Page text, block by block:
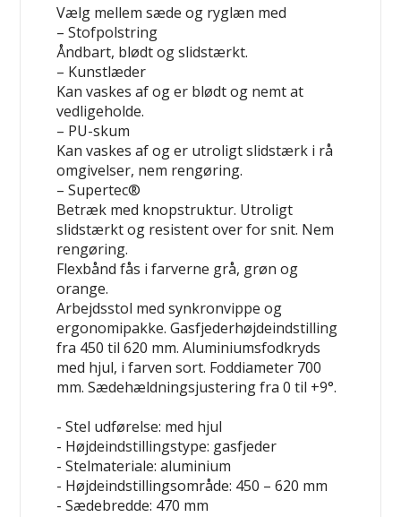
Vælg mellem sæde og ryglæn med
– Stofpolstring
Åndbart, blødt og slidstærkt.
– Kunstlæder
Kan vaskes af og er blødt og nemt at
vedligeholde.
– PU-skum
Kan vaskes af og er utroligt slidstærk i rå
omgivelser, nem rengøring.
– Supertec®
Betræk med knopstruktur. Utroligt
slidstærkt og resistent over for snit. Nem
rengøring.
Flexbånd fås i farverne grå, grøn og
orange.
Arbejdsstol med synkronvippe og
ergonomipakke. Gasfjederhøjdeindstilling
fra 450 til 620 mm. Aluminiumsfodkryds
med hjul, i farven sort. Foddiameter 700
mm. Sædehældningsjustering fra 0 til +9°.
- Stel udførelse: med hjul
- Højdeindstillingstype: gasfjeder
- Stelmateriale: aluminium
- Højdeindstillingsområde: 450 – 620 mm
- Sædebredde: 470 mm